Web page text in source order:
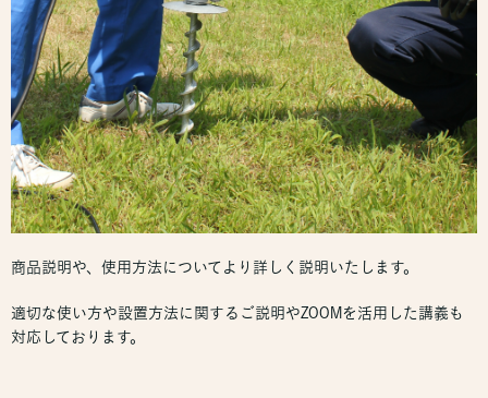
商品説明や、使用方法についてより詳しく説明いたします。
適切な使い方や設置方法に関するご説明やZOOMを活用した講義も
対応しております。